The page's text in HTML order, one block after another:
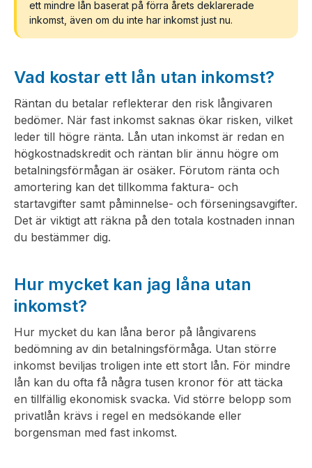
ett mindre lån baserat på förra årets deklarerade
inkomst, även om du inte har inkomst just nu.
Vad kostar ett lån utan inkomst?
Räntan du betalar reflekterar den risk långivaren
bedömer. När fast inkomst saknas ökar risken, vilket
leder till högre ränta. Lån utan inkomst är redan en
högkostnadskredit och räntan blir ännu högre om
betalningsförmågan är osäker. Förutom ränta och
amortering kan det tillkomma faktura- och
startavgifter samt påminnelse- och förseningsavgifter.
Det är viktigt att räkna på den totala kostnaden innan
du bestämmer dig.
Hur mycket kan jag låna utan
inkomst?
Hur mycket du kan låna beror på långivarens
bedömning av din betalningsförmåga. Utan större
inkomst beviljas troligen inte ett stort lån. För mindre
lån kan du ofta få några tusen kronor för att täcka
en tillfällig ekonomisk svacka. Vid större belopp som
privatlån krävs i regel en medsökande eller
borgensman med fast inkomst.